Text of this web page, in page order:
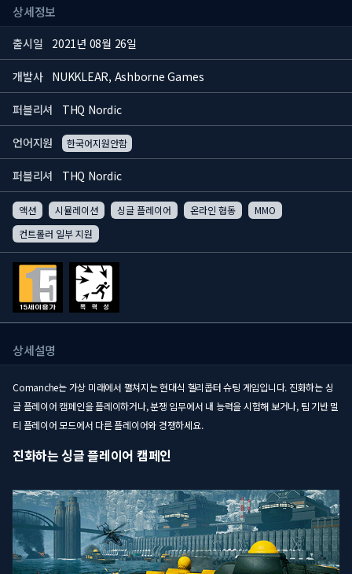
상세정보
출시일 2021년 08월 26일
개발사 NUKKLEAR, Ashborne Games
퍼블리셔 THQ Nordic
언어지원 한국어지원안함
퍼블리셔 THQ Nordic
액션 시뮬레이션 싱글 플레이어 온라인 협동
MMO
컨트롤러 일부 지원
상세설명
Comanche는 가상 미래에서 펼쳐지는 현대식 헬리콥터 슈팅 게임입니다. 진화하는 싱
글 플레이어 캠페인을 플레이하거나, 분쟁 임무에서 내 능력을 시험해 보거나, 팀 기반 멀
티 플레이어 모드에서 다른 플레이어와 경쟁하세요.
진화하는 싱글 플레이어 캠페인